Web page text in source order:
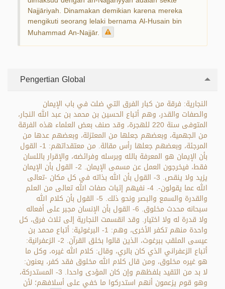
Najjāriyah. Dinamakan demikian karena mereka
mengikuti seorang lelaki bernama Al-Husain bin
Muhammad An-Najjār.
Pengertian Global
النجارية: فرقة من كبار الفرق التي ضلت في باب الإيمان
والصفات والقدر، وهم أتباع الحسين بن محمد بن عبد الله النجار،
المتوفى سنة 220 للهجرة، وقد صنف بعض العلماء هذه الفرقة
من الجهمية، وبعضهم جعلها من المعتزلة، وبعضهم عدها من
المرجئة، وبعضهم جعلها رأس مقالة. من معتقداتهم: 1- القول
بأن الإيمان هو المعرفة بالله وبرسله وفرائضه، والإقرار باللسان
فقط، فيخرجون العمل عن مسمى الإيمان. 2- القول بأن الإيمان
يزيد ولا ينقص. 3- القول بأن الله بذاته في كل مكان -تعالى
الله عما يقولون-. 4- نفيهم إثبات صفات الله تعالى من العلم
والقدرة والسمع والبصر ونحو ذلك. 5- القول بأن كلام الله
سبحانه محدث مخلوق. 6- القول بأن الإنسان مجبر على أفعاله
ولا قدرة له ولا اختيار. وقد انقسمت النجارية إلى ثلاث فرق، كل
واحدة منهم تكفر الأخرى، وهم: 1- البرغوثية: أتباع محمد بن
عيسى الملقب ببرغوث، الذين قالوا بخلق القرآن. 2- الزعفرانية:
أتباع الزعفراني الذي كان بالري، وقال: كلام الله غيره، وكل ما
هو غيره مخلوق، ومن قال كلام الله مخلوق فقد كفر، يعنون:
لا بد من التقيد بلفظهم وإن كان المؤدى واحدا. 3- المستدركة،
وهو قوم يزعمون أنهم استدركوا ما خفي على أسلافهم؛ لأن